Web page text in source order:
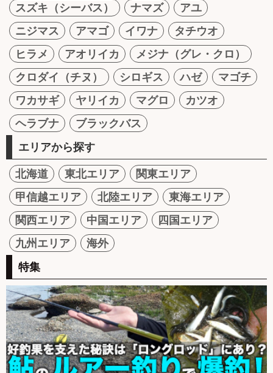
スズキ（シーバス）
ナマズ
アユ
ニジマス
アマゴ イワナ
タチウオ
ヒラメ
アオリイカ
メジナ（グレ・クロ）
クロダイ（チヌ）
シロギス ハゼ
マゴチ
ワカサギ
ヤリイカ マグロ
カツオ
ヘラブナ
ブラックバス
エリアから探す
北海道 東北エリア
関東エリア
甲信越エリア
北陸エリア
東海エリア
関西エリア
中国エリア
四国エリア
九州エリア
海外
特集